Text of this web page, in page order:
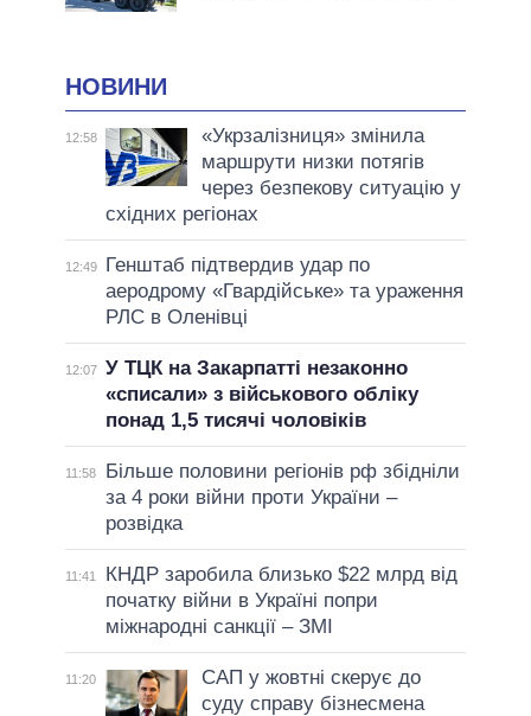
НОВИНИ
12:58
«Укрзалізниця» змінила
маршрути низки потягів
через безпекову ситуацію у
східних регіонах
12:49
Генштаб підтвердив удар по
аеродрому «Гвардійське» та ураження
РЛС в Оленівці
12:07 У ТЦК на Закарпатті незаконно
«списали» з військового обліку
понад 1,5 тисячі чоловіків
11:58
Більше половини регіонів рф збідніли
за 4 роки війни проти України –
розвідка
11:41
КНДР заробила близько $22 млрд від
початку війни в Україні попри
міжнародні санкції – ЗМІ
11:20
САП у жовтні скерує до
суду справу бізнесмена